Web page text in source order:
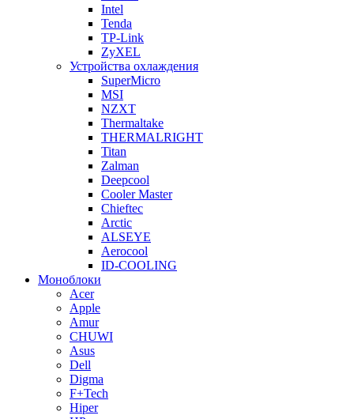
Intel
Tenda
TP-Link
ZyXEL
Устройства охлаждения
SuperMicro
MSI
NZXT
Thermaltake
THERMALRIGHT
Titan
Zalman
Deepcool
Cooler Master
Chieftec
Arctic
ALSEYE
Aerocool
ID-COOLING
Моноблоки
Acer
Apple
Amur
CHUWI
Asus
Dell
Digma
F+Tech
Hiper